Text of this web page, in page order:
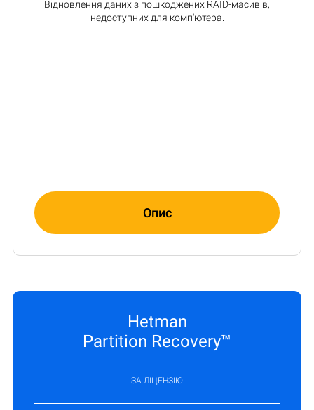
Відновлення даних з пошкоджених RAID-масивів,
недоступних для комп'ютера.
Опис
Hetman
Partition Recovery™
ЗА ЛІЦЕНЗІЮ